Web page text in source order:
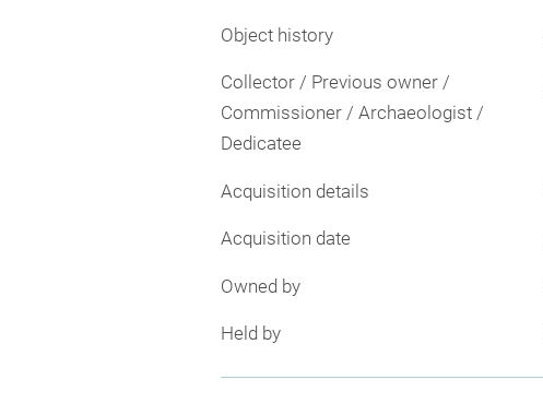
Object history
Collector / Previous owner /
Commissioner / Archaeologist /
Dedicatee
Acquisition details
Acquisition date
Owned by
Held by